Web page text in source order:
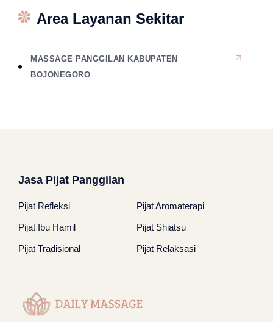
Area Layanan Sekitar
MASSAGE PANGGILAN KABUPATEN
BOJONEGORO
Jasa Pijat Panggilan
Pijat Refleksi Pijat Aromaterapi
Pijat Ibu Hamil Pijat Shiatsu
Pijat Tradisional Pijat Relaksasi